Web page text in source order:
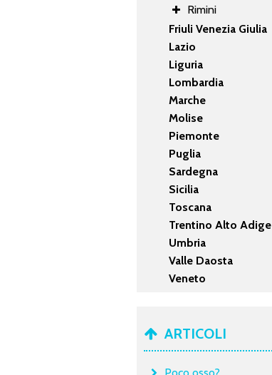
Rimini
Friuli Venezia Giulia
Lazio
Liguria
Lombardia
Marche
Molise
Piemonte
Puglia
Sardegna
Sicilia
Toscana
Trentino Alto Adige
Umbria
Valle Daosta
Veneto
ARTICOLI